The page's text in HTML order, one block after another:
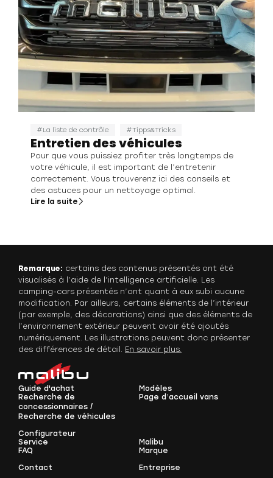
La liste de contrôle Tipps&Tricks
Entretien des véhicules
Pour que vous puissiez profiter très longtemps de
votre véhicule, il est important de l’entretenir
correctement. Vous trouverenz ici des conseils et
des astuces pour un nettoyage optimal.
Lire la suite
Remarque: certains des contenus présentés ont été
visualisés à l’aide de l’intelligence artificielle. Les
camping-cars présentés n’ont quant à eux subi aucune
modification. Par ailleurs, certains éléments de l’intérieur
(par exemple, des décorations) ainsi que des éléments de
l’environnement extérieur peuvent avoir été ajoutés
numériquement. Les illustrations peuvent donc présenter
des différences de détail. En savoir plus.
Guide d'achat
Recherche de
concessionnaires /
Recherche de véhicules
Configurateur
Modèles
Page d’accueil vans
Service
FAQ
Contact
Malibu
Marque
Entreprise